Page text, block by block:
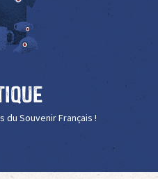
Souvenir Français !